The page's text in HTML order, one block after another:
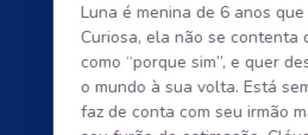
Luna é menina de 6 anos que
Curiosa, ela não se contenta
como “porque sim”, e quer
o mundo à sua volta. Está
faz de conta com seu irmão